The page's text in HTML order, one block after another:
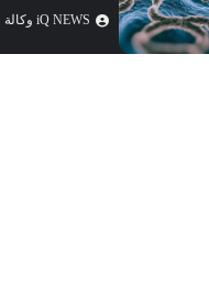
iQ NEWS وكالة